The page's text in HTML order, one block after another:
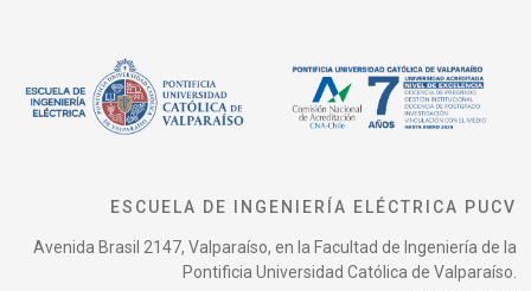
ESCUELA DE INGENIERÍA ELÉCTRICA PUCV
Avenida Brasil 2147, Valparaíso, en la Facultad de Ingeniería de la
Pontificia Universidad Católica de Valparaíso.